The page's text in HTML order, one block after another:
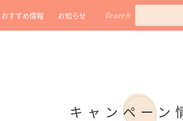
おすすめ情報 お知らせ Search
キャンペーン